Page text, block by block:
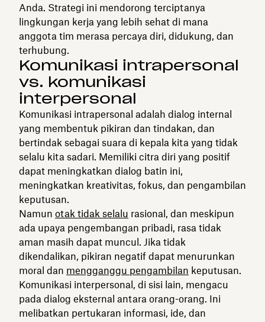
Anda. Strategi ini mendorong terciptanya
lingkungan kerja yang lebih sehat di mana
anggota tim merasa percaya diri, didukung, dan
terhubung.
Komunikasi intrapersonal
vs. komunikasi
interpersonal
Komunikasi intrapersonal adalah dialog internal
yang membentuk pikiran dan tindakan, dan
bertindak sebagai suara di kepala kita yang tidak
selalu kita sadari. Memiliki citra diri yang positif
dapat meningkatkan dialog batin ini,
meningkatkan kreativitas, fokus, dan pengambilan
keputusan.
Namun otak tidak selalu rasional, dan meskipun
ada upaya pengembangan pribadi, rasa tidak
aman masih dapat muncul. Jika tidak
dikendalikan, pikiran negatif dapat menurunkan
moral dan mengganggu pengambilan keputusan.
Komunikasi interpersonal, di sisi lain, mengacu
pada dialog eksternal antara orang-orang. Ini
melibatkan pertukaran informasi, ide, dan